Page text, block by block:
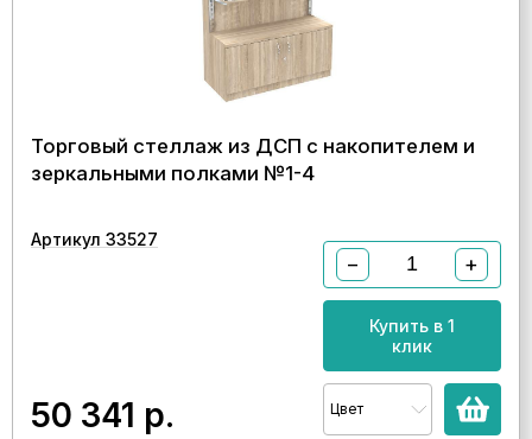
Торговый стеллаж из ДСП с накопителем и
зеркальными полками №1-4
Артикул 33527
50 341 р.
− +
Купить в 1
клик
Цвет